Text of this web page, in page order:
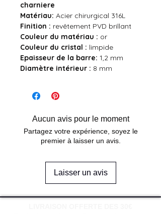
charniere
Matériau: Acier chirurgical 316L
Finition : revêtement PVD brillant
Couleur du matériau : or
Couleur du cristal : limpide
Epaisseur de la barre: 1,2 mm
Diamètre intérieur : 8 mm
Aucun avis pour le moment
Partagez votre expérience, soyez le
premier à laisser un avis.
Laisser un avis